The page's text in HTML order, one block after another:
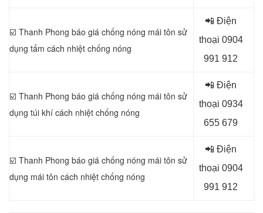
☑️ Thanh Phong báo giá chống nóng mái tôn sử
dụng tấm cách nhiệt chống nóng
📲 Điện
thoại 0904
991 912
☑️ Thanh Phong báo giá chống nóng mái tôn sử
dụng túi khí cách nhiệt chống nóng
📲 Điện
thoại 0934
655 679
☑️ Thanh Phong báo giá chống nóng mái tôn sử
dụng mái tôn cách nhiệt chống nóng
📲 Điện
thoại 0904
991 912